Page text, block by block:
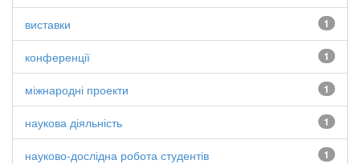
1
виставки
1
конференції
1
міжнародні проекти
1
наукова діяльність
1
науково-дослідна робота студентів